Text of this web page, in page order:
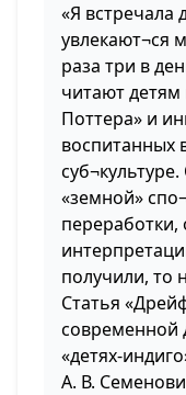
«Я встречала
увлекают¬ся
раза три в
читают детям
Поттера» и
воспитанных
«земной»
переработки,
получили, то
Статья
современной
«детях-
А. В.